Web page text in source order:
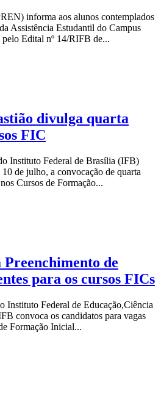
informa aos alunos contemplados
Assistência Estudantil do Campus
pelo Edital nº 14/RIFB de...
divulga quarta
FIC
Instituto Federal de Brasília (IFB)
de julho, a convocação de quarta
Cursos de Formação...
Preenchimento de
para os cursos FICs
Instituto Federal de Educação,Ciência
convoca os candidatos para vagas
Formação Inicial...